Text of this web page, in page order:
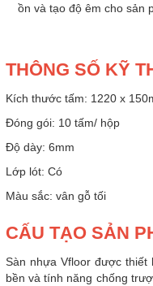
ồn và tạo độ êm cho sản
THÔNG SỐ KỸ
Kích thước tấm: 1220 x
Đóng gói: 10 tấm/ hộp
Độ dày: 6mm
Lớp lót: Có
Màu sắc: vân gỗ tối
CẤU TẠO SẢN
Sàn nhựa Vfloor được
bền và tính năng chống